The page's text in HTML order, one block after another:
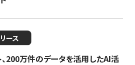
ース
200万件のデータを活用したAI活